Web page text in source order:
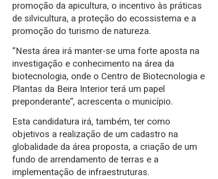
promoção da apicultura, o incentivo às práticas
de silvicultura, a proteção do ecossistema e a
promoção do turismo de natureza.
“Nesta área irá manter-se uma forte aposta na
investigação e conhecimento na área da
biotecnologia, onde o Centro de Biotecnologia e
Plantas da Beira Interior terá um papel
preponderante”, acrescenta o município.
Esta candidatura irá, também, ter como
objetivos a realização de um cadastro na
globalidade da área proposta, a criação de um
fundo de arrendamento de terras e a
implementação de infraestruturas.